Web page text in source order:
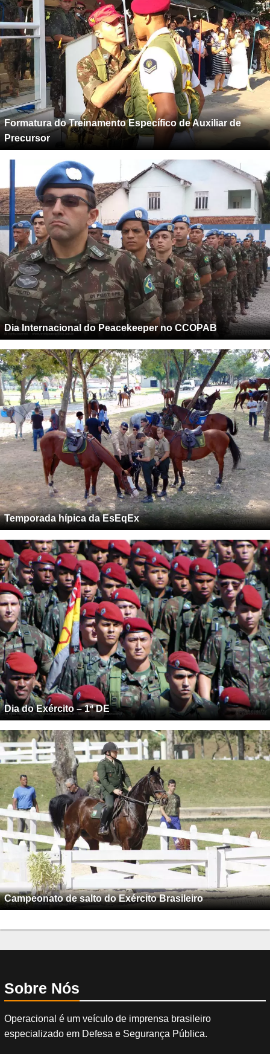
Formatura do Treinamento Específico de Auxiliar de
Precursor
Dia Internacional do Peacekeeper no CCOPAB
Temporada hípica da EsEqEx
Dia do Exército – 1ª DE
Campeonato de salto do Exército Brasileiro
Sobre Nós
Operacional é um veículo de imprensa brasileiro
especializado em Defesa e Segurança Pública.